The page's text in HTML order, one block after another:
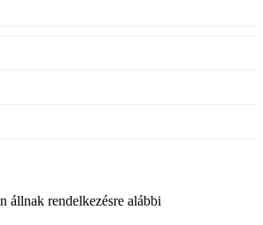
állnak rendelkezésre alábbi